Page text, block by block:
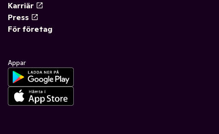
Karriär
Press
För företag
Appar